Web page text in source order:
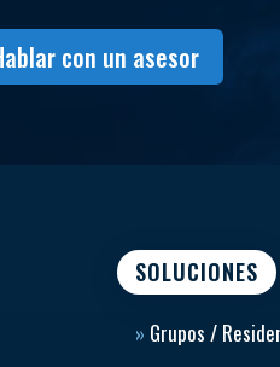
con un asesor
SOLUCIONES
» Grupos /